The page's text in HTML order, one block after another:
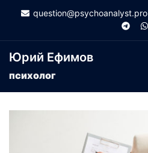
content
question@psychoanalyst.pro
Юрий Ефимов
психолог